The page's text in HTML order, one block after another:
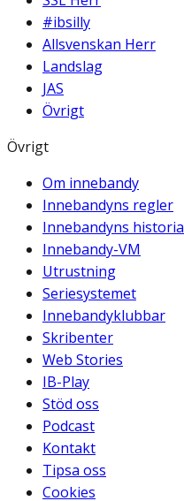
#ibsilly
Allsvenskan Herr
Landslag
JAS
Övrigt
Övrigt
Om innebandy
Innebandyns regler
Innebandyns historia
Innebandy-VM
Utrustning
Seriesystemet
Innebandyklubbar
Skribenter
Web Stories
IB-Play
Stöd oss
Podcast
Kontakt
Tipsa oss
Cookies